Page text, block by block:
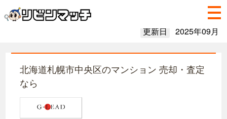
更新日 2025年09月
北海道札幌市中央区のマンション 売却・査定
なら